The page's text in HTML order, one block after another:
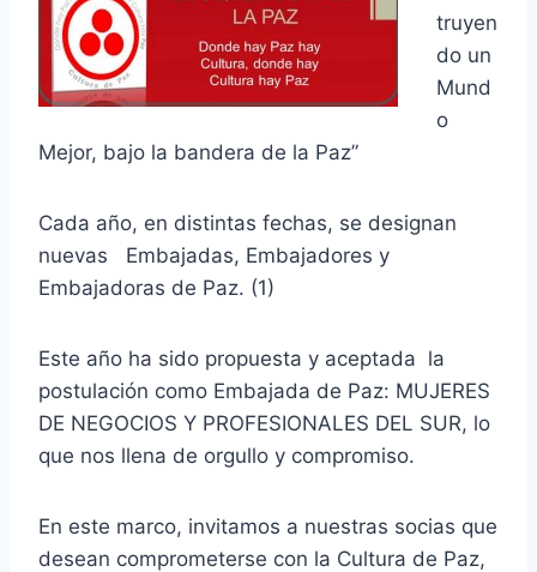
truyen
do un
Mund
o
Mejor, bajo la bandera de la Paz”
Cada año, en distintas fechas, se designan
nuevas Embajadas, Embajadores y
Embajadoras de Paz. (1)
Este año ha sido propuesta y aceptada la
postulación como Embajada de Paz: MUJERES
DE NEGOCIOS Y PROFESIONALES DEL SUR, lo
que nos llena de orgullo y compromiso.
En este marco, invitamos a nuestras socias que
desean comprometerse con la Cultura de Paz,